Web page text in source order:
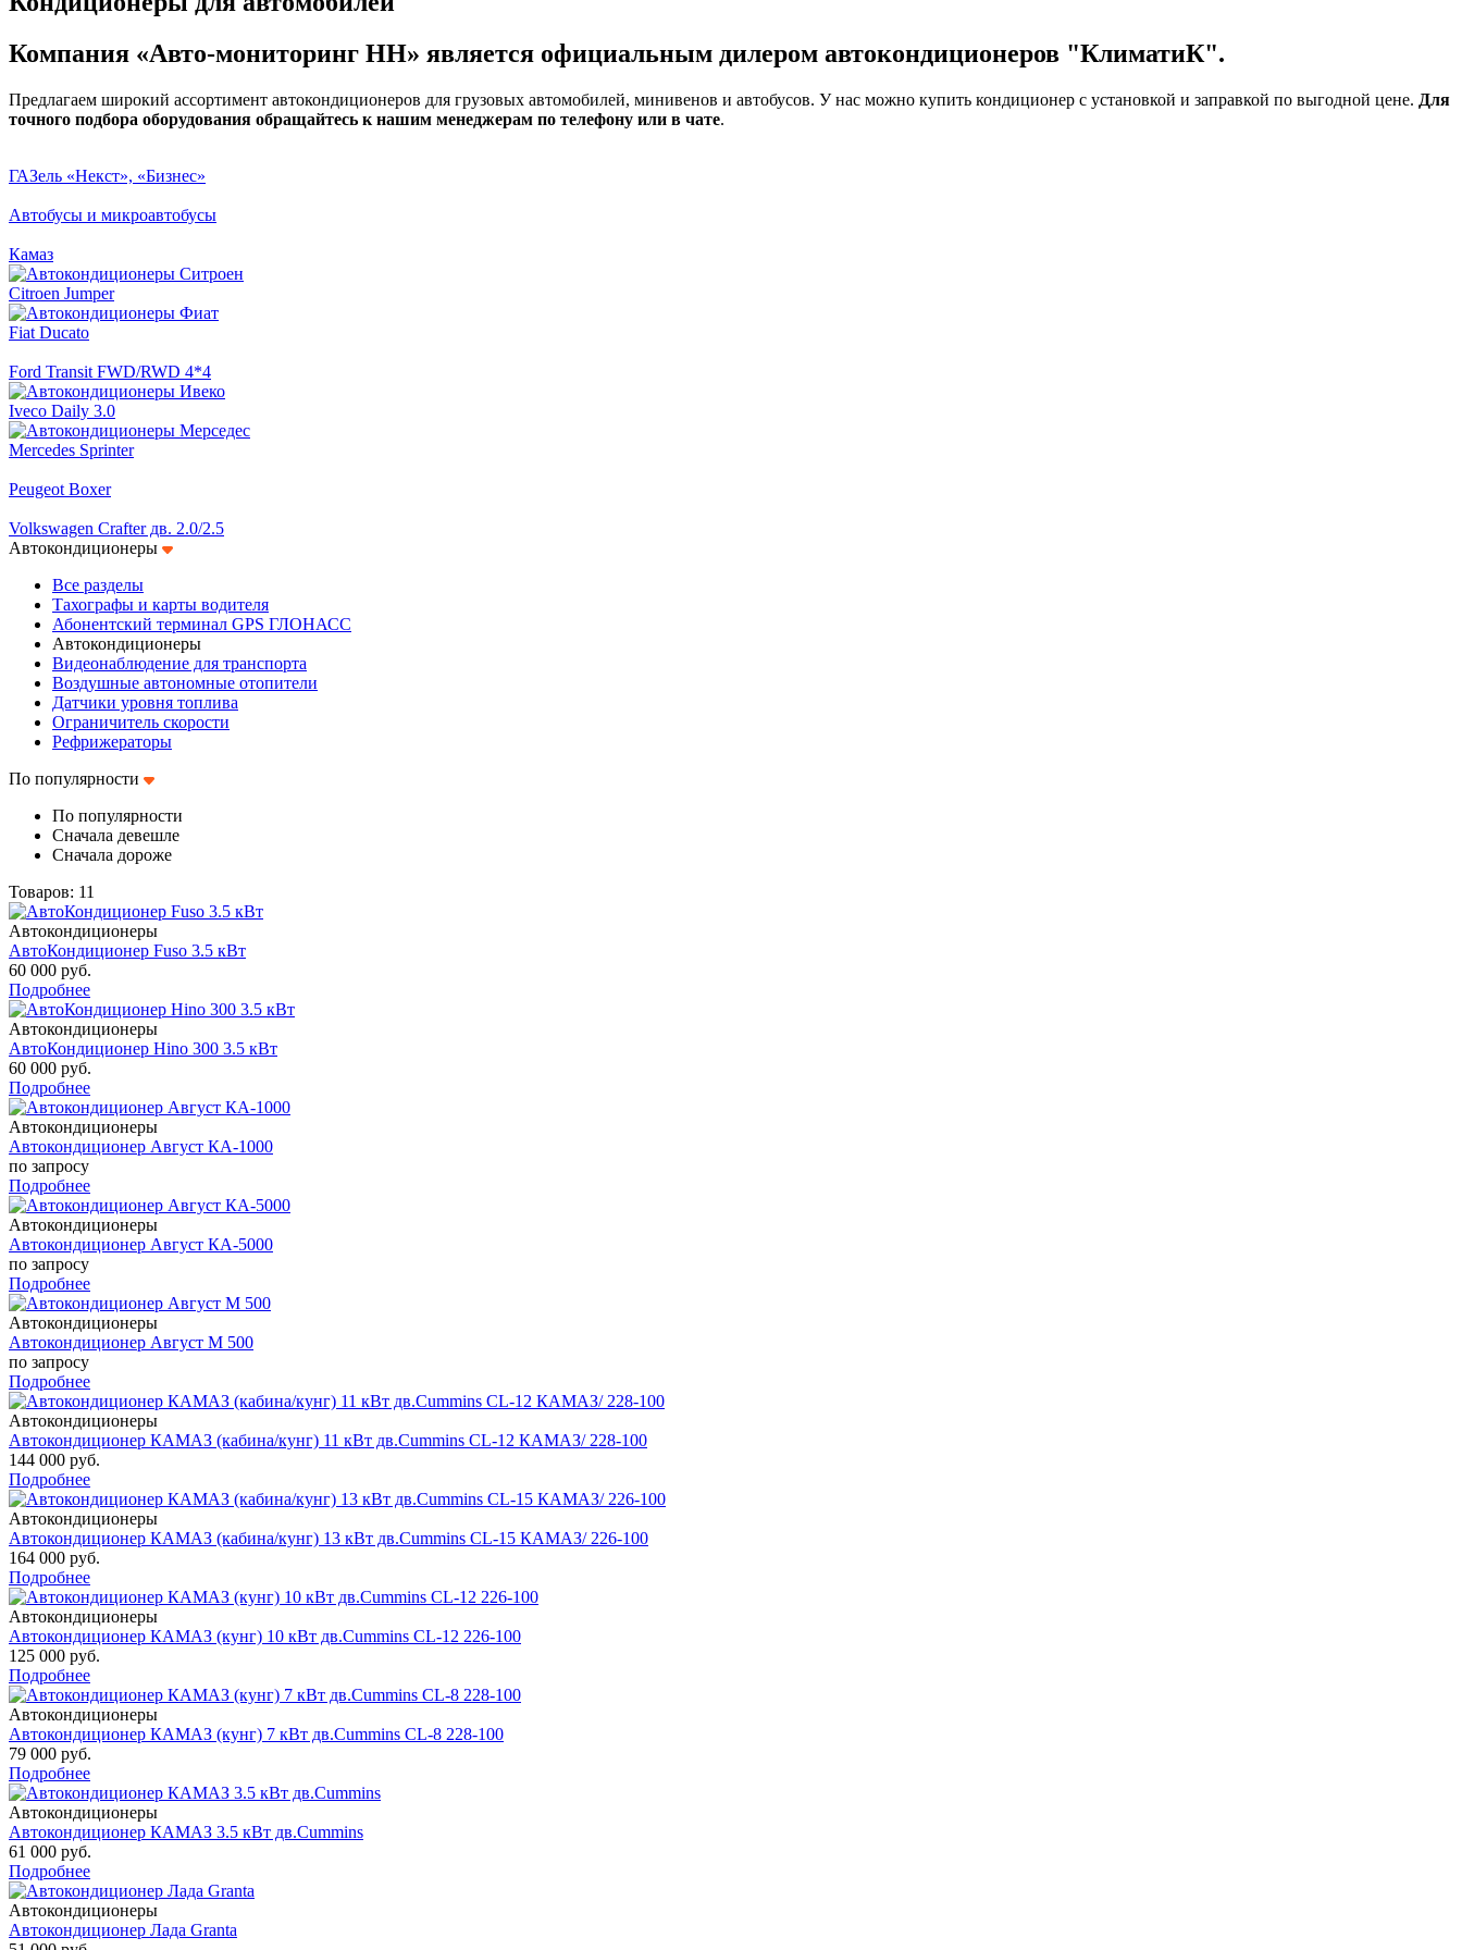
Компания «Авто-мониторинг НН» является официальным дилером автокондиционеров "КлиматиК".
Предлагаем широкий ассортимент автокондиционеров для грузовых автомобилей, минивенов и автобусов. У нас можно купить кондиционер с установкой и заправкой по выгодной цене. Для
точного подбора оборудования обращайтесь к нашим менеджерам по телефону или в чате.
ГАЗель «Некст», «Бизнес»
Автобусы и микроавтобусы
Камаз
Citroen Jumper
Fiat Ducato
Ford Transit FWD/RWD 4*4
Iveco Daily 3.0
Mercedes Sprinter
Peugeot Boxer
Volkswagen Crafter дв. 2.0/2.5
Автокондиционеры
Все разделы
Тахографы и карты водителя
Абонентский терминал GPS ГЛОНАСС
Автокондиционеры
Видеонаблюдение для транспорта
Воздушные автономные отопители
Датчики уровня топлива
Ограничитель скорости
Рефрижераторы
По популярности
По популярности
Сначала девешле
Сначала дороже
Товаров: 11
Автокондиционеры
АвтоКондиционер Fuso 3.5 кВт
60 000 руб.
Подробнее
Автокондиционеры
АвтоКондиционер Hino 300 3.5 кВт
60 000 руб.
Подробнее
Автокондиционеры
Автокондиционер Август КА-1000
по запросу
Подробнее
Автокондиционеры
Автокондиционер Август КА-5000
по запросу
Подробнее
Автокондиционеры
Автокондиционер Август М 500
по запросу
Подробнее
Автокондиционеры
Автокондиционер КАМАЗ (кабина/кунг) 11 кВт дв.Cummins CL-12 КАМАЗ/ 228-100
144 000 руб.
Подробнее
Автокондиционеры
Автокондиционер КАМАЗ (кабина/кунг) 13 кВт дв.Cummins CL-15 КАМАЗ/ 226-100
164 000 руб.
Подробнее
Автокондиционеры
Автокондиционер КАМАЗ (кунг) 10 кВт дв.Cummins CL-12 226-100
125 000 руб.
Подробнее
Автокондиционеры
Автокондиционер КАМАЗ (кунг) 7 кВт дв.Cummins CL-8 228-100
79 000 руб.
Подробнее
Автокондиционеры
Автокондиционер КАМАЗ 3.5 кВт дв.Cummins
61 000 руб.
Подробнее
Автокондиционеры
Автокондиционер Лада Granta